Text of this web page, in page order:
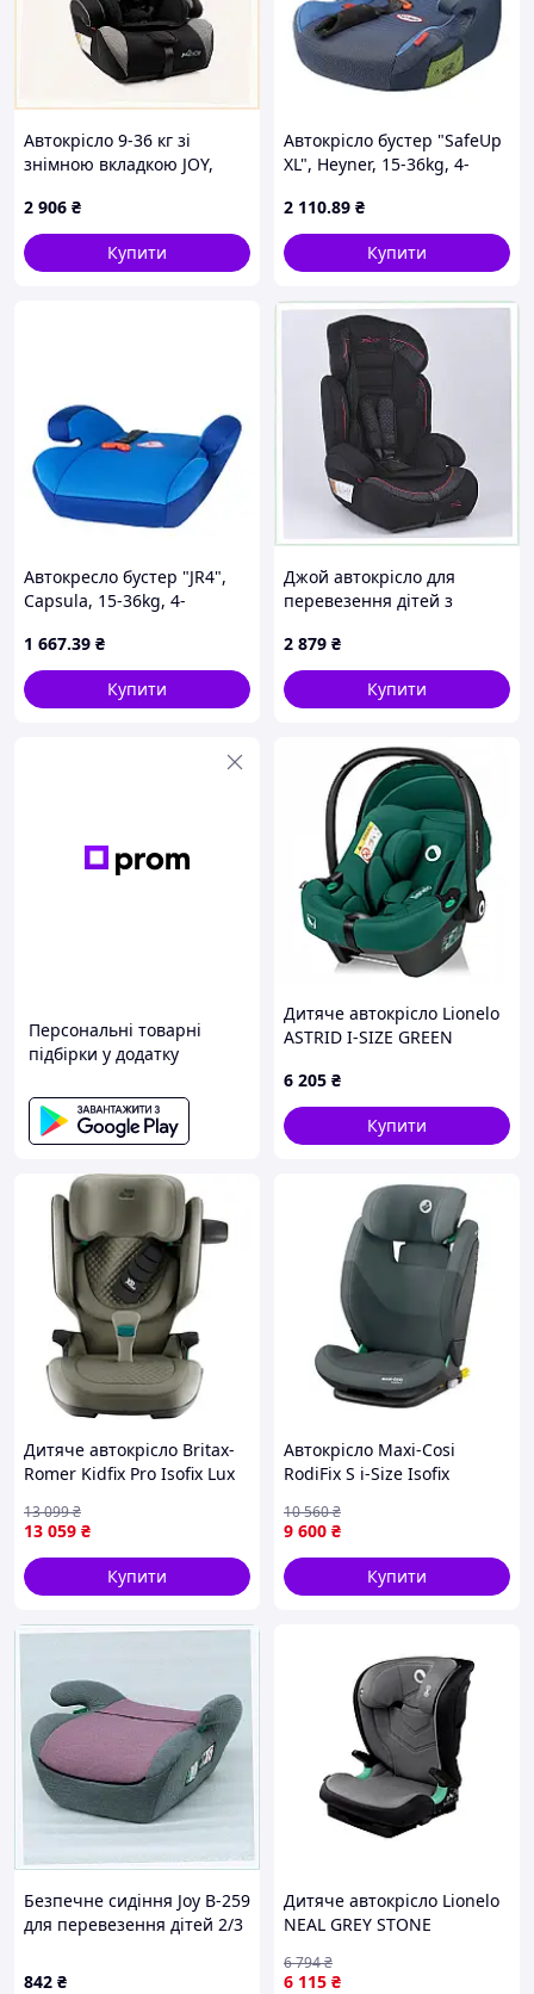
Автокрісло 9-36 кг зі
знімною вкладкою JOY,
2 906 ₴
Купити
Автокрісло бустер "SafeUp
XL", Heyner, 15-36kg, 4-
2 110.89 ₴
Купити
Автокресло бустер "JR4",
Capsula, 15-36kg, 4-
1 667.39 ₴
Купити
Джой автокрісло для
перевезення дітей з
2607HH3H77
2 879 ₴
Купити
Персональні товарні
підбірки у додатку
Дитяче автокрісло Lionelo
ASTRID I-SIZE GREEN
6 205 ₴
Купити
Дитяче автокрісло Britax-
Romer Kidfix Pro Isofix Lux
13 059 ₴
13 099₴
Купити
Автокрісло Maxi-Cosi
RodiFix S i-Size Isofix
{8801-piho}
9 600 ₴
10 560₴
Купити
Безпечне сидіння Joy B-259
для перевезення дітей 2/3
842 ₴
Дитяче автокрісло Lionelo
NEAL GREY STONE
6 115 ₴
6 794₴